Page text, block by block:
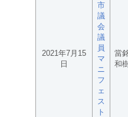
2021年7月15
日
市
議
会
議
員
マ
ニ
フ
ェ
ス
ト
當
和